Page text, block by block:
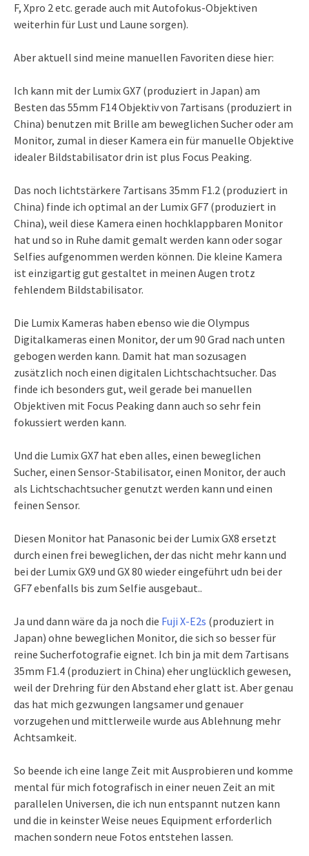
F, Xpro 2 etc. gerade auch mit Autofokus-Objektiven
weiterhin für Lust und Laune sorgen).
Aber aktuell sind meine manuellen Favoriten diese hier:
Ich kann mit der Lumix GX7 (produziert in Japan) am
Besten das 55mm F14 Objektiv von 7artisans (produziert in
China) benutzen mit Brille am beweglichen Sucher oder am
Monitor, zumal in dieser Kamera ein für manuelle Objektive
idealer Bildstabilisator drin ist plus Focus Peaking.
Das noch lichtstärkere 7artisans 35mm F1.2 (produziert in
China) finde ich optimal an der Lumix GF7 (produziert in
China), weil diese Kamera einen hochklappbaren Monitor
hat und so in Ruhe damit gemalt werden kann oder sogar
Selfies aufgenommen werden können. Die kleine Kamera
ist einzigartig gut gestaltet in meinen Augen trotz
fehlendem Bildstabilisator.
Die Lumix Kameras haben ebenso wie die Olympus
Digitalkameras einen Monitor, der um 90 Grad nach unten
gebogen werden kann. Damit hat man sozusagen
zusätzlich noch einen digitalen Lichtschachtsucher. Das
finde ich besonders gut, weil gerade bei manuellen
Objektiven mit Focus Peaking dann auch so sehr fein
fokussiert werden kann.
Und die Lumix GX7 hat eben alles, einen beweglichen
Sucher, einen Sensor-Stabilisator, einen Monitor, der auch
als Lichtschachtsucher genutzt werden kann und einen
feinen Sensor.
Diesen Monitor hat Panasonic bei der Lumix GX8 ersetzt
durch einen frei beweglichen, der das nicht mehr kann und
bei der Lumix GX9 und GX 80 wieder eingeführt udn bei der
GF7 ebenfalls bis zum Selfie ausgebaut..
Ja und dann wäre da ja noch die Fuji X-E2s (produziert in
Japan) ohne beweglichen Monitor, die sich so besser für
reine Sucherfotografie eignet. Ich bin ja mit dem 7artisans
35mm F1.4 (produziert in China) eher unglücklich gewesen,
weil der Drehring für den Abstand eher glatt ist. Aber genau
das hat mich gezwungen langsamer und genauer
vorzugehen und mittlerweile wurde aus Ablehnung mehr
Achtsamkeit.
So beende ich eine lange Zeit mit Ausprobieren und komme
mental für mich fotografisch in einer neuen Zeit an mit
parallelen Universen, die ich nun entspannt nutzen kann
und die in keinster Weise neues Equipment erforderlich
machen sondern neue Fotos entstehen lassen.